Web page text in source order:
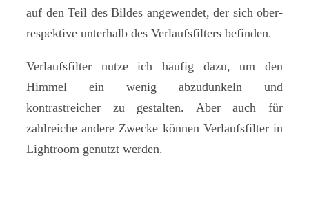
auf den Teil des Bildes angewendet, der sich ober-
respektive unterhalb des Verlaufsfilters befinden.
Verlaufsfilter nutze ich häufig dazu, um den
Himmel ein wenig abzudunkeln und
kontrastreicher zu gestalten. Aber auch für
zahlreiche andere Zwecke können Verlaufsfilter in
Lightroom genutzt werden.